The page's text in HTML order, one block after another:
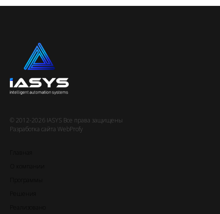
© 2012-2026 IASYS Все права защищены
Разработка сайта WebProfy